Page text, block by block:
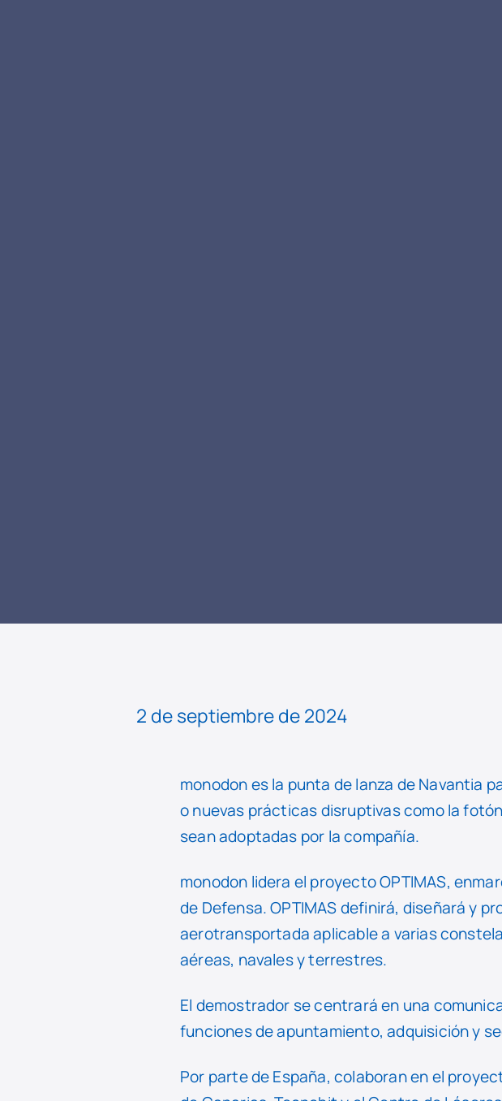
2 de septiembre de 2024
monodon es la punta de lanza de Navantia
o nuevas prácticas disruptivas como la
sean adoptadas por la compañía.
monodon lidera el proyecto OPTIMAS,
de Defensa. OPTIMAS definirá, diseñará y
aerotransportada aplicable a varias
aéreas, navales y terrestres.
El demostrador se centrará en una
funciones de apuntamiento, adquisición y
Por parte de España, colaboran en el